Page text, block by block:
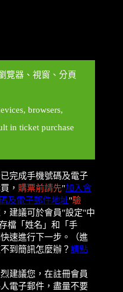
覽器、視窗、分頁
browsers,
in ticket purchase
完成手機號碼及電子
， 購票前請先"加入會
及電子郵件地址"驗
建議可於會員"設定"中
檔「姓名」和「手
速進行下一步。（進
到簡訊怎麼辦？ 請點
建議您，在註冊會員
電子郵件，盡量不要